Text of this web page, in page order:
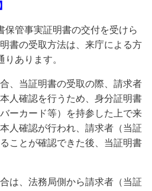
保管事実証明書の交付を受けら
書の受取方法は、来庁による方
あります。
、当証明書の受取の際、請求者
人確認を行うため、身分証明書
ーカード等）を持参した上で来
人確認が行われ、請求者（当証
ことが確認できた後、当証明書
は、法務局側から請求者（当証